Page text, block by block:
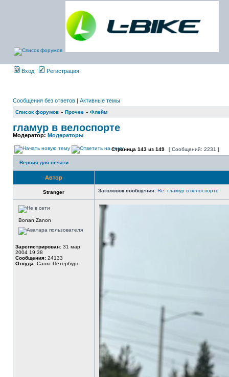
Вход Регистрация
Сообщения без ответов | Активные темы
Список форумов » Прочее » Флейм
гламур в велоспорте
Модератор: Модераторы
Страница 143 из 149 [ Сообщений: 2231 ]
Версия для печати
Автор
Stranger Заголовок сообщения: Re: гламур в велоспорте
Bonan Zanon
Зарегистрирован: 31 мар
2004 19:38
Сообщения: 24133
Откуда: Санкт-Петербург